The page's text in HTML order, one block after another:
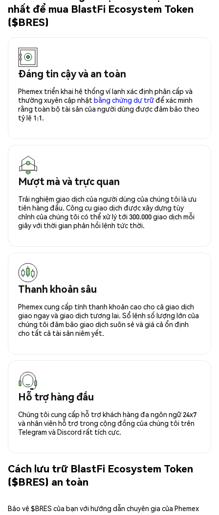
nhất để mua BlastFi Ecosystem Token
($BRES)
Đáng tin cậy và an toàn
Phemex triển khai hệ thống ví lạnh xác định phân cấp và
thường xuyên cập nhật bằng chứng dự trữđể xác minh
rằng toàn bộ tài sản của người dùng được đảm bảo theo
tỷ lệ 1:1.
Mượt mà và trực quan
Trải nghiệm giao dịch của người dùng của chúng tôi là ưu
tiên hàng đầu. Công cụ giao dịch được xây dựng tùy
chỉnh của chúng tôi có thể xử lý tới 300.000 giao dịch mỗi
giây với thời gian phản hồi lệnh tức thời.
Thanh khoản sâu
Phemex cung cấp tính thanh khoản cao cho cả giao dịch
giao ngay và giao dịch tương lai. Sổ lệnh số lượng lớn của
chúng tôi đảm bảo giao dịch suôn sẻ và giá cả ổn định
cho tất cả tài sản niêm yết.
Hỗ trợ hàng đầu
Chúng tôi cung cấp hỗ trợ khách hàng đa ngôn ngữ 24x7
và nhân viên hỗ trợ trong cộng đồng của chúng tôi trên
Telegram và Discord rất tích cực.
Cách lưu trữ BlastFi Ecosystem Token
($BRES) an toàn
Bảo vệ $BRES của bạn với hướng dẫn chuyên gia của Phemex